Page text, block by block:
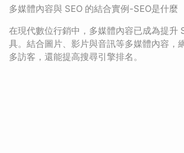
多媒體內容與 SEO 的結合實例-SEO是什麼
在現代數位行銷中，多媒體內容已成為提升
具。結合圖片、影片與音訊等多媒體內容，
多訪客，還能提高搜尋引擎排名。